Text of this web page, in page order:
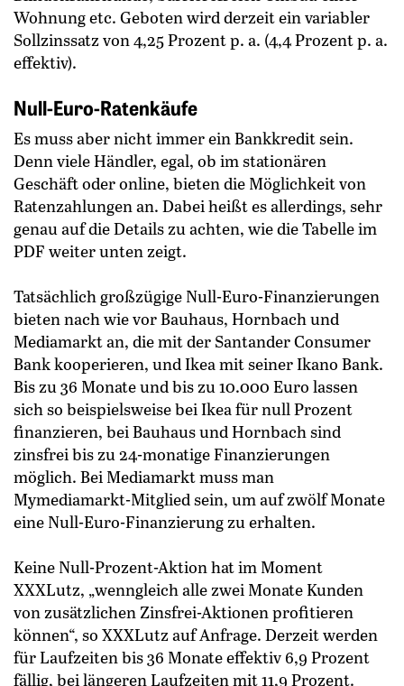
Wohnung etc. Geboten wird derzeit ein variabler
Sollzinssatz von 4,25 Prozent p. a. (4,4 Prozent p. a.
effektiv).
Null-Euro-Ratenkäufe
Es muss aber nicht immer ein Bankkredit sein.
Denn viele Händler, egal, ob im stationären
Geschäft oder online, bieten die Möglichkeit von
Ratenzahlungen an. Dabei heißt es allerdings, sehr
genau auf die Details zu achten, wie die Tabelle im
PDF weiter unten zeigt.
Tatsächlich großzügige Null-Euro-Finanzierungen
bieten nach wie vor Bauhaus, Hornbach und
Mediamarkt an, die mit der Santander Consumer
Bank kooperieren, und Ikea mit seiner Ikano Bank.
Bis zu 36 Monate und bis zu 10.000 Euro lassen
sich so beispielsweise bei Ikea für null Prozent
finanzieren, bei Bauhaus und Hornbach sind
zinsfrei bis zu 24-monatige Finanzierungen
möglich. Bei Mediamarkt muss man
Mymediamarkt-Mitglied sein, um auf zwölf Monate
eine Null-Euro-Finanzierung zu erhalten.
Keine Null-Prozent-Aktion hat im Moment
XXXLutz, „wenngleich alle zwei Monate Kunden
von zusätzlichen Zinsfrei-Aktionen profitieren
können“, so XXXLutz auf Anfrage. Derzeit werden
für Laufzeiten bis 36 Monate effektiv 6,9 Prozent
fällig, bei längeren Laufzeiten mit 11,9 Prozent.